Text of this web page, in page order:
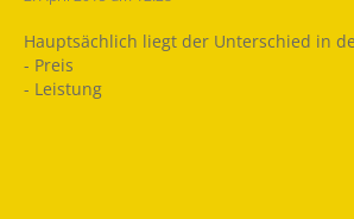
Hauptsächlich liegt der Unterschied in
- Preis
- Leistung